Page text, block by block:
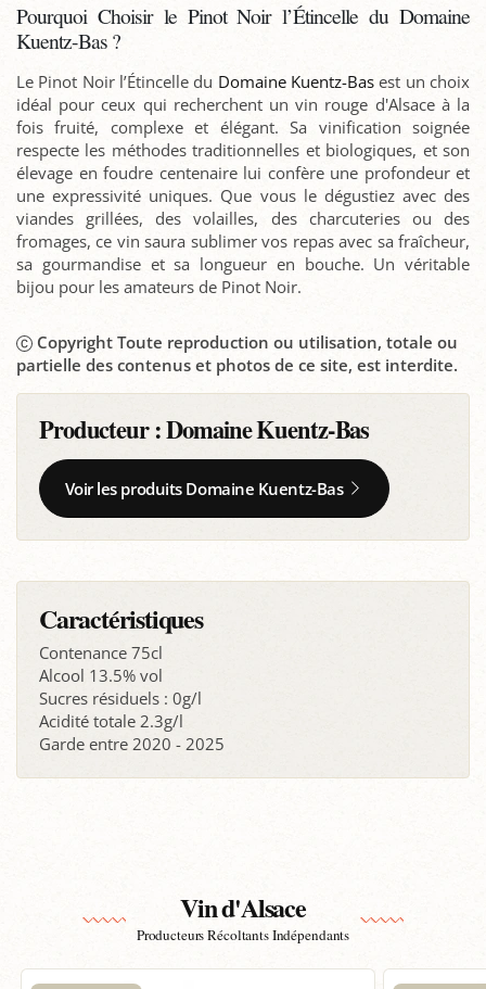
Pourquoi Choisir le Pinot Noir l’Étincelle du Domaine
Kuentz-Bas ?
Le Pinot Noir l’Étincelle du Domaine Kuentz-Bas est un choix
idéal pour ceux qui recherchent un vin rouge d'Alsace à la
fois fruité, complexe et élégant. Sa vinification soignée
respecte les méthodes traditionnelles et biologiques, et son
élevage en foudre centenaire lui confère une profondeur et
une expressivité uniques. Que vous le dégustiez avec des
viandes grillées, des volailles, des charcuteries ou des
fromages, ce vin saura sublimer vos repas avec sa fraîcheur,
sa gourmandise et sa longueur en bouche. Un véritable
bijou pour les amateurs de Pinot Noir.
Copyright Toute reproduction ou utilisation, totale ou
partielle des contenus et photos de ce site, est interdite.
Producteur :Domaine Kuentz-Bas
Voir les produits Domaine Kuentz-Bas
Caractéristiques
Contenance 75cl
Alcool 13.5% vol
Sucres résiduels : 0g/l
Acidité totale 2.3g/l
Garde entre 2020 - 2025
Vin d'Alsace
Producteurs Récoltants Indépendants